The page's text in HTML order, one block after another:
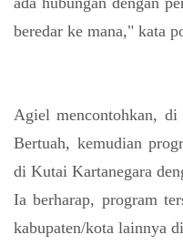
beredar ke mana," kata
Agiel mencontohkan, di
Bertuah, kemudian
di Kutai Kartanegara
Ia berharap, program
kabupaten/kota lainnya